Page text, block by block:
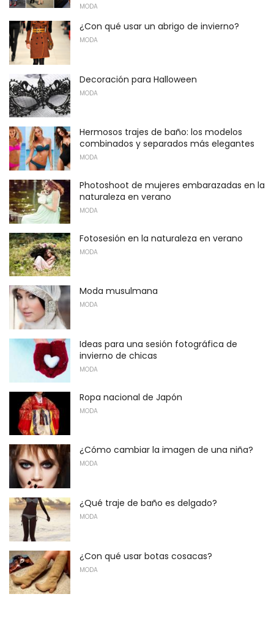
MODA
¿Con qué usar un abrigo de invierno?
MODA
Decoración para Halloween
MODA
Hermosos trajes de baño: los modelos
combinados y separados más elegantes
MODA
Photoshoot de mujeres embarazadas en la
naturaleza en verano
MODA
Fotosesión en la naturaleza en verano
MODA
Moda musulmana
MODA
Ideas para una sesión fotográfica de
invierno de chicas
MODA
Ropa nacional de Japón
MODA
¿Cómo cambiar la imagen de una niña?
MODA
¿Qué traje de baño es delgado?
MODA
¿Con qué usar botas cosacas?
MODA